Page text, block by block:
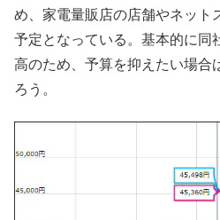
め、家電量販店の店舗やネット
予定となっている。基本的に同
高のため、予算を抑えたい場合
ろう。